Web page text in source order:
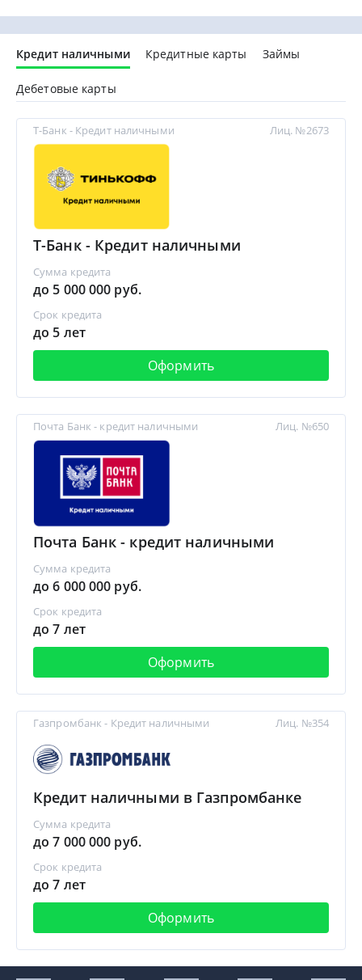
Кредит наличными Кредитные карты Займы
Дебетовые карты
Т-Банк - Кредит наличными
Т-Банк - Кредит наличными
Сумма кредита
до 5 000 000 руб.
Срок кредита
до 5 лет
Оформить
Лиц. №2673
Почта Банк - кредит наличными
Почта Банк - кредит наличными
Сумма кредита
до 6 000 000 руб.
Срок кредита
до 7 лет
Оформить
Лиц. №650
Газпромбанк - Кредит наличными
Кредит наличными в Газпромбанке
Сумма кредита
до 7 000 000 руб.
Срок кредита
до 7 лет
Оформить
Лиц. №354